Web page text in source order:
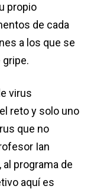
propio
de cada
a los que se
virus
reto y solo uno
que no
Ian
programa de
aquí es